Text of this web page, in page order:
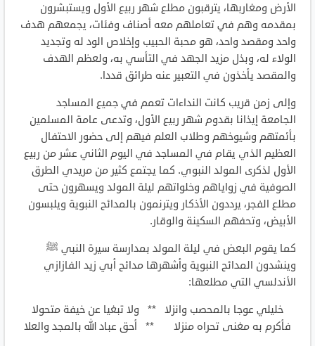
الأرض ومغاربها، يترقبون مطلع شهر ربيع الأول ويستبشرون
بمقدمه وهم في تعاملهم معه أصناف وفئات، يجمعهم هدف
واحد ومقصد واحد، هو محبة الحبيب وإخلاص الود له وتجديد
الولاء له، وبذل مزيد الجهد في التأسي به، ولعظم الهدف
والمقصد يأخذون في التعبير عنه طرائق قددا.
وإلى زمن قريب كانت النداءات تعمم في جميع المساجد
الجامعة إيذانا بقدوم شهر ربيع الأول، وتدعى عامة المسلمين
بأئمتهم وشيوخهم وطلاب العلم فيهم إلى حضور الاحتفال
العظيم الذي يقام في المساجد في اليوم الثاني عشر من ربيع
الأول لذكرى المولد النبوي. كما يجتمع كثير من مريدي الطرق
الصوفية في زواياهم وخلواتهم ليلة المولد ويسهرون حتى
مطلع الفجر، يرددون الأذكار ويترنمون بالمدائح النبوية ويلبسون
الأبيض، وتحفهم السكينة والوقار.
كما يقوم البعض في ليلة المولد بمدارسة سيرة النبي ﷺ
وينشدون المدائح النبوية وأشهرها مدائح أبي زيد الفازازي
الأندلسي التي مطلعها:
خليلي عوجا بالمحصب وانزلا ** ولا تبغيا عن خيفة متحولا
فأكرم به مغنى تحراه منزلا ** أحق عباد الله بالمجد والعلا